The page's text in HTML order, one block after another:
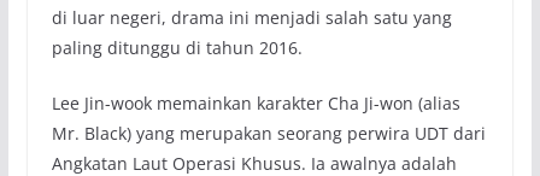
di luar negeri, drama ini menjadi salah satu yang
paling ditunggu di tahun 2016.
Lee Jin-wook memainkan karakter Cha Ji-won (alias
Mr. Black) yang merupakan seorang perwira UDT dari
Angkatan Laut Operasi Khusus. Ia awalnya adalah